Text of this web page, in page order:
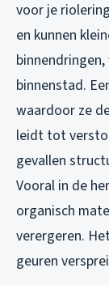
voor je
en kunnen
binnenstad.
waardoor ze
leidt tot
gevallen
Vooral in de
organisch
verergeren.
geuren